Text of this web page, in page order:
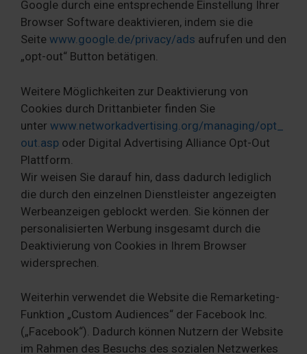
Google durch eine entsprechende Einstellung Ihrer
Browser Software deaktivieren, indem sie die
Seite www.google.de/privacy/ads aufrufen und den
„opt-out“ Button betätigen.
Weitere Möglichkeiten zur Deaktivierung von
Cookies durch Drittanbieter finden Sie
unter www.networkadvertising.org/managing/opt_
out.asp oder Digital Advertising Alliance Opt-Out
Plattform.
Wir weisen Sie darauf hin, dass dadurch lediglich
die durch den einzelnen Dienstleister angezeigten
Werbeanzeigen geblockt werden. Sie können der
personalisierten Werbung insgesamt durch die
Deaktivierung von Cookies in Ihrem Browser
widersprechen.
Weiterhin verwendet die Website die Remarketing-
Funktion „Custom Audiences“ der Facebook Inc.
(„Facebook“). Dadurch können Nutzern der Website
im Rahmen des Besuchs des sozialen Netzwerkes